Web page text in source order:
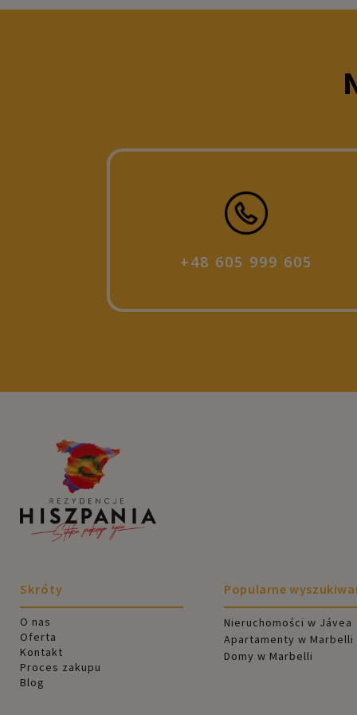
+48 605 999 605
Skróty
O nas
Oferta
Kontakt
Proces zakupu
Blog
Popularne
Nieruchomości w Jávea
Apartamenty w Marbelli
Domy w Marbelli